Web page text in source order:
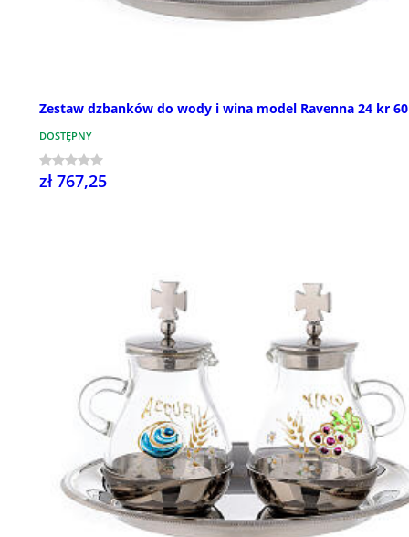
Zestaw dzbanków do wody i wina model Ravenna 24 kr
DOSTĘPNY
zł 767,25